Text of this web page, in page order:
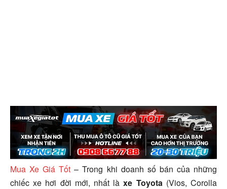
Mua Xe Giá Tốt –Trong khi doanh số bán của những
chiếc xe hơi đời mới, nhất làxe Toyota (Vios, Corolla